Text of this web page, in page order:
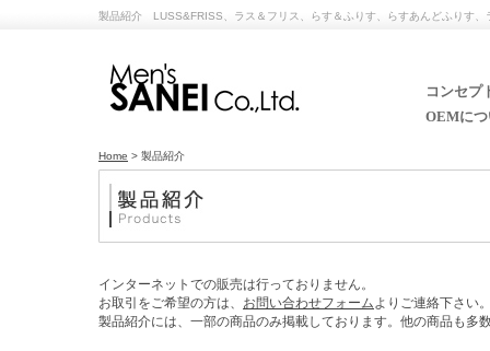
製品紹介 LUSS&FRISS、ラス＆フリス、らす＆ふりす、らすあんどふりす
コンセプ
OEMにつ
Home > 製品紹介
インターネットでの販売は行っておりません。
お取引をご希望の方は、 お問い合わせフォームよりご連絡下さい
製品紹介には、一部の商品のみ掲載しております。他の商品も多